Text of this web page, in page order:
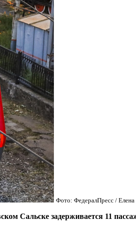
Фото: ФедералПресс /
задерживается 11